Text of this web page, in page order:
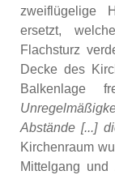
zweiflügelige
ersetzt,
Flachsturz
Decke des
Balkenlage
Abstände [...]
Kirchenraum
Mittelgang und